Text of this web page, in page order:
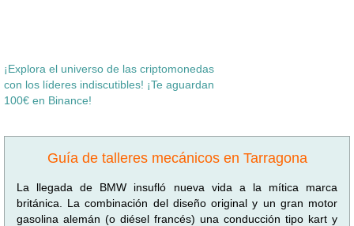
¡Explora el universo de las criptomonedas
con los líderes indiscutibles! ¡Te aguardan
100€ en Binance!
Guía de talleres mecánicos en Tarragona
La llegada de BMW insufló nueva vida a la mítica marca
británica. La combinación del diseño original y un gran motor
gasolina alemán (o diésel francés) una conducción tipo kart y